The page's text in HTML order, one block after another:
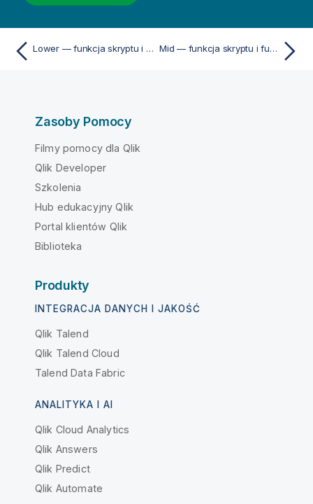
Lower — funkcja skryptu i funkcja wykresu Mid — funkcja skryptu i funkcja wykresu
Zasoby Pomocy
Filmy pomocy dla Qlik
Qlik Developer
Szkolenia
Hub edukacyjny Qlik
Portal klientów Qlik
Biblioteka
Produkty
INTEGRACJA DANYCH I JAKOŚĆ
Qlik Talend
Qlik Talend Cloud
Talend Data Fabric
ANALITYKA I AI
Qlik Cloud Analytics
Qlik Answers
Qlik Predict
Qlik Automate